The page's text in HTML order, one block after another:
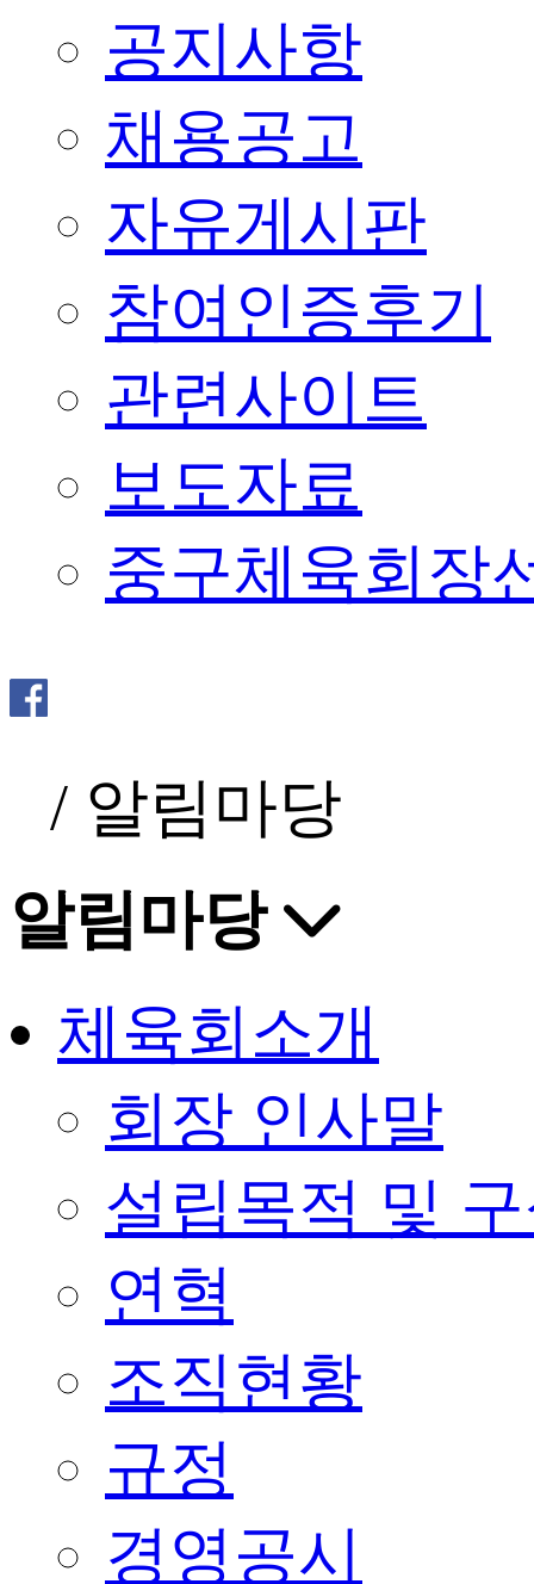
공지사항
채용공고
자유게시판
참여인증후기
관련사이트
보도자료
중구체육회장
/ 알림마당
알림마당
체육회소개
회장 인사말
설립목적 및
연혁
조직현황
규정
경영공시